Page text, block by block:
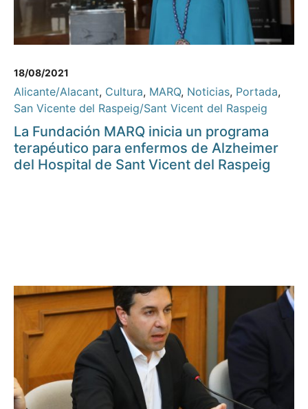
18/08/2021
Alicante/Alacant, Cultura, MARQ, Noticias, Portada,
San Vicente del Raspeig/Sant Vicent del Raspeig
La Fundación MARQ inicia un programa
terapéutico para enfermos de Alzheimer
del Hospital de Sant Vicent del Raspeig